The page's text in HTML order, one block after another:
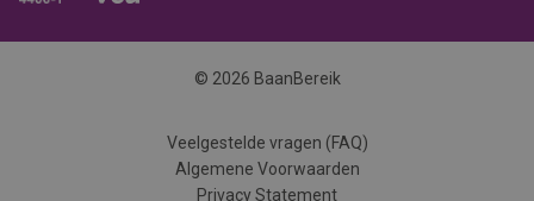
© 2026 BaanBereik
Veelgestelde vragen (FAQ)
Algemene Voorwaarden
Privacy Statement